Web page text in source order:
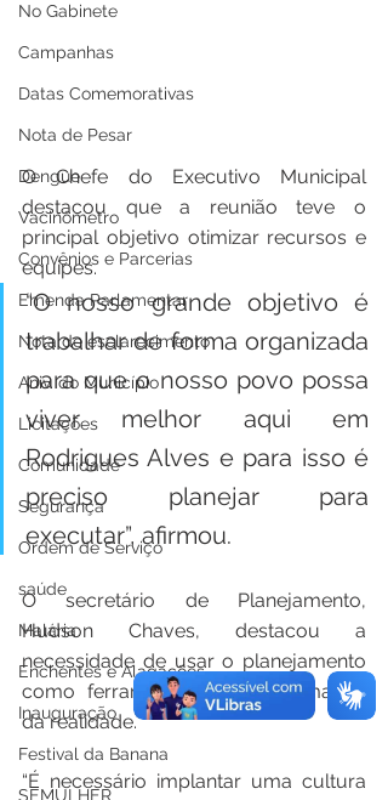
No Gabinete
Campanhas
Datas Comemorativas
Nota de Pesar
Dengue
Vacinômetro
Convênios e Parcerias
Emenda Parlamentar
Nota de esclarecimento
Aniv. do Município
Licitações
Comunidade
Segurança
Ordem de Serviço
saúde
Malária
Enchentes e Alagações
Inauguração
Festival da Banana
SEMULHER
O Chefe do Executivo Municipal
destacou que a reunião teve o
principal objetivo otimizar recursos e
equipes.
“O nosso grande objetivo é
trabalhar de forma organizada
para que o nosso povo possa
viver melhor aqui em
Rodrigues Alves e para isso é
preciso planejar para
executar”, afirmou.
O secretário de Planejamento,
Hudson Chaves, destacou a
necessidade de usar o planejamento
como ferramenta de transformação
da realidade.
“É necessário implantar uma cultura